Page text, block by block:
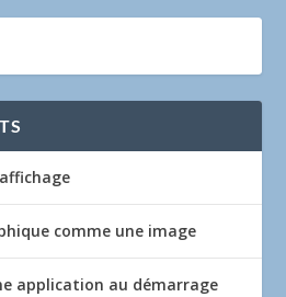
comme une image
application au démarrage